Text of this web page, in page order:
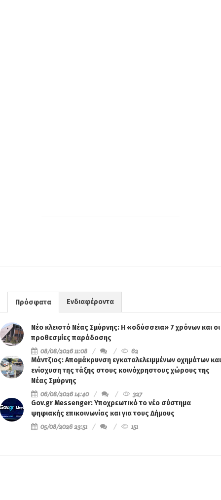
Πρόσφατα Ενδιαφέροντα
Νέο κλειστό Νέας Σμύρνης: Η «οδύσσεια» 7 χρόνων και οι
προθεσμίες παράδοσης
08/08/2026 11:08
62
Μάντζιος: Απομάκρυνση εγκαταλελειμμένων οχημάτων και
ενίσχυση της τάξης στους κοινόχρηστους χώρους της
Νέας Σμύρνης
06/08/2026 14:40
327
Gov.gr Messenger: Υποχρεωτικό το νέο σύστημα
ψηφιακής επικοινωνίας και για τους Δήμους
05/08/2026 23:51
151